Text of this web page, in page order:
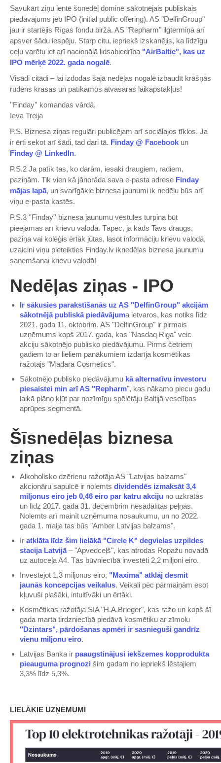
Savukārt ziņu lentē šonedēļ dominē sākotnējais publiskais
piedāvājums jeb IPO (initial public offering). AS "DelfinGroup"
jau ir startējis Rīgas fondu biržā. AS "Repharm" ilgtermiņā arī
apsver šādu iespēju. Starp citu, iepriekš izskanējis, ka līdzīgu
ceļu varētu iet arī nacionālā lidsabiedrība "AirBaltic", kas uz
IPO mērķē 2022. gada nogalē.
Visādi citādi – lai izdodas šajā nedēļas nogalē izbaudīt krāšņās
rudens krāsas un patīkamos atvasaras laikapstākļus!
''Finday'' komandas vārdā,
Ieva Treija
P.S. Biznesa ziņas regulāri publicējam arī sociālajos tīklos. Ja
ir ērti sekot arī šādi, tad dari tā. Finday @ Facebook un
Finday @ LinkedIn.
P.S.2 Ja patīk tas, ko darām, iesaki draugiem, radiem,
paziņām. Tik vien kā jānorāda sava e-pasta adrese Finday
mājas lapā, un svarīgākie biznesa jaunumi ik nedēļu būs arī
viņu e-pasta kastēs.
P.S.3 ''Finday'' biznesa jaunumu vēstules turpina būt
pieejamas arī krievu valodā. Tāpēc, ja kāds Tavs draugs,
paziņa vai kolēģis ērtāk jūtas, lasot informāciju krievu valodā,
uzaicini viņu pieteikties Finday.lv iknedēļas biznesa jaunumu
saņemšanai krievu valodā!
Nedēļas ziņas - IPO
Ir sākusies parakstīšanās uz AS "DelfinGroup" akcijām
sākotnējā publiskā piedāvājuma ietvaros, kas notiks līdz
2021. gada 11. oktobrim. AS "DelfinGroup" ir pirmais
uzņēmums kopš 2017. gada, kas "Nasdaq Riga" veic
akciju sākotnējo publisko piedāvājumu. Pirms četriem
gadiem to ar lieliem panākumiem izdarīja kosmētikas
ražotājs "Madara Cosmetics".
Sākotnējo publisko piedāvājumu kā alternatīvu investoru
piesaistei min arī AS "Repharm", kas nākamo piecu gadu
laikā plāno kļūt par nozīmīgu spēlētāju Baltijā veselības
aprūpes segmentā.
Šīsnedēļas biznesa
ziņas
Alkoholisko dzērienu ražotāja AS "Latvijas balzams"
akcionāru sapulcē ir nolemts dividendēs izmaksāt 3,4
miljonus eiro jeb 0,46 eiro par katru akciju no uzkrātās
un līdz 2017. gada 31. decembrim nesadalītās peļņas.
Nolemts arī mainīt uzņēmuma nosaukumu, un no 2022.
gada 1. maija tas būs "Amber Latvijas balzams".
Ir atklāta līdz šim lielākā "Circle K" degvielas uzpildes
stacija Latvijā– "Apvedceļš", kas atrodas Ropažu novadā
uz autoceļa A4. Tās būvniecībā investēti 2,2 miljoni eiro.
Investējot 1,3 miljonus eiro, "Maxima" atklāj desmit
jaunās koncepcijas veikalus. Veikali pēc pārmaiņām esot
kļuvuši plašāki, intuitīvāki un ērtāki.
Kosmētikas ražotāja SIA "H.A.Brieger", kas ražo un kopš šī
gada marta tirdzniecībā piedāvā kosmētiku ar zīmolu
"Dzintars", pārdošanas apmēri ir sasnieguši gandrīz
vienu miljonu eiro.
Latvijas Banka ir paaugstinājusi iekšzemes kopprodukta
pieauguma prognozi šim gadam no iepriekš lēstajiem
3,3% līdz 5,3%.
LIELĀKIE UZŅĒMUMI